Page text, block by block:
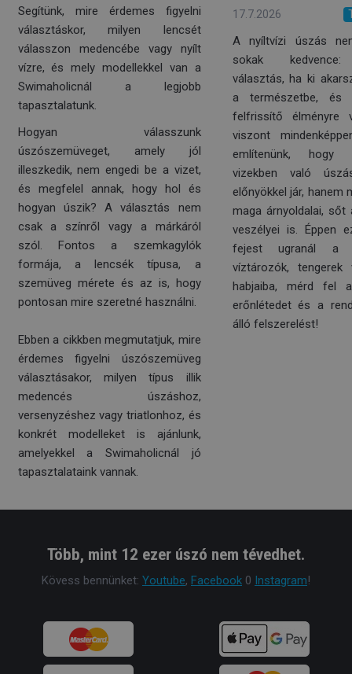
Segítünk, mire érdemes figyelni
választáskor, milyen lencsét
válasszon medencébe vagy nyílt
vízre, és mely modellekkel van a
Swimaholicnál a legjobb
tapasztalatunk.
Hogyan válasszunk
úszószemüveget, amely jól
illeszkedik, nem engedi be a vizet,
és megfelel annak, hogy hol és
hogyan úszik? A választás nem
csak a színről vagy a márkáról
szól. Fontos a szemkagylók
formája, a lencsék típusa, a
szemüveg mérete és az is, hogy
pontosan mire szeretné használni.
Ebben a cikkben megmutatjuk, mire
érdemes figyelni úszószemüveg
választásakor, milyen típus illik
medencés úszáshoz,
versenyzéshez vagy triatlonhoz, és
konkrét modelleket is ajánlunk,
amelyekkel a Swimaholicnál jó
tapasztalataink vannak.
17.7.2026
A nyíltvízi úszás
sokak
választás, ha ki
a természetbe, és
felfrissítő élményre
viszont
említenünk,
vizekben való
előnyökkel jár, hanem
maga árnyoldalai, sőt
veszélyei is. Éppen
fejest ugranál a
víztározók, tengerek
habjaiba, mérd fel
erőnlétedet és a
álló felszerelést!
Több, mint 12 ezer úszó nem tévedhet.
Kövess bennünket: Youtube, Facebook 0 Instagram!